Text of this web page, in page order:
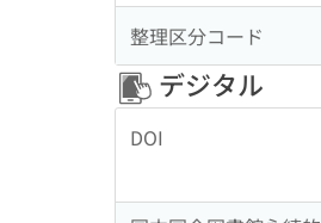
整理区分コード
デジタル
DOI